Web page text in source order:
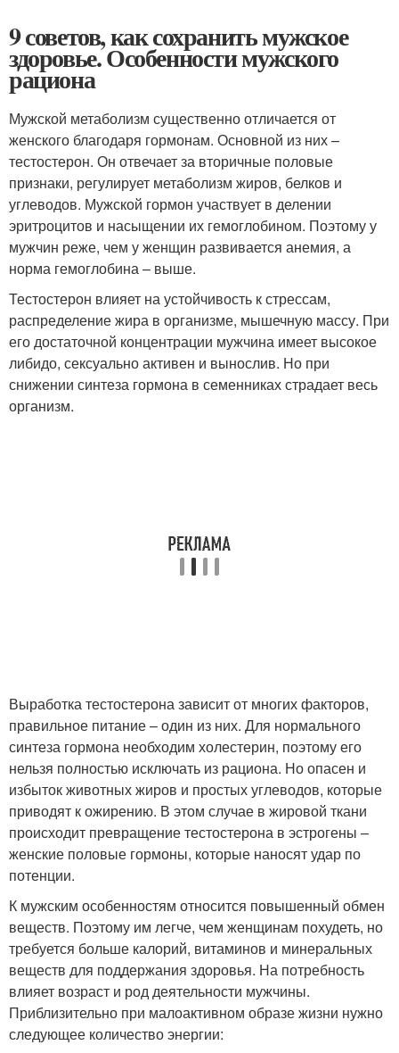
9 советов, как сохранить мужское
здоровье. Особенности мужского
рациона
Мужской метаболизм существенно отличается от
женского благодаря гормонам. Основной из них –
тестостерон. Он отвечает за вторичные половые
признаки, регулирует метаболизм жиров, белков и
углеводов. Мужской гормон участвует в делении
эритроцитов и насыщении их гемоглобином. Поэтому у
мужчин реже, чем у женщин развивается анемия, а
норма гемоглобина – выше.
Тестостерон влияет на устойчивость к стрессам,
распределение жира в организме, мышечную массу. При
его достаточной концентрации мужчина имеет высокое
либидо, сексуально активен и вынослив. Но при
снижении синтеза гормона в семенниках страдает весь
организм.
Выработка тестостерона зависит от многих факторов,
правильное питание – один из них. Для нормального
синтеза гормона необходим холестерин, поэтому его
нельзя полностью исключать из рациона. Но опасен и
избыток животных жиров и простых углеводов, которые
приводят к ожирению. В этом случае в жировой ткани
происходит превращение тестостерона в эстрогены –
женские половые гормоны, которые наносят удар по
потенции.
К мужским особенностям относится повышенный обмен
веществ. Поэтому им легче, чем женщинам похудеть, но
требуется больше калорий, витаминов и минеральных
веществ для поддержания здоровья. На потребность
влияет возраст и род деятельности мужчины.
Приблизительно при малоактивном образе жизни нужно
следующее количество энергии: